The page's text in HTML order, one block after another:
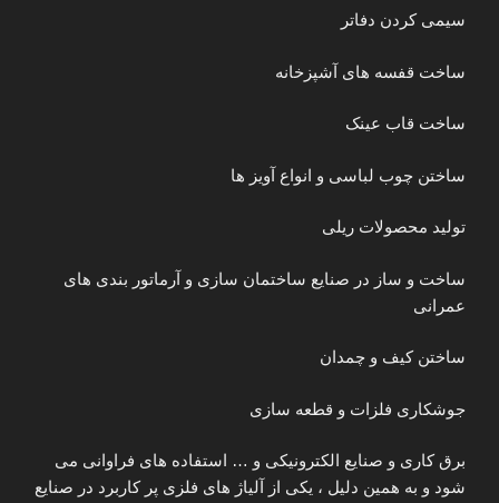
سیمی کردن دفاتر
ساخت قفسه های آشپزخانه
ساخت قاب عینک
ساختن چوب لباسی و انواع آویز ها
تولید محصولات ریلی
ساخت و ساز در صنایع ساختمان سازی و آرماتور بندی های
عمرانی
ساختن کیف و چمدان
جوشکاری فلزات و قطعه سازی
برق کاری و صنایع الکترونیکی و … استفاده های فراوانی می
شود و به همین دلیل ، یکی از آلیاژ های فلزی پر کاربرد در صنایع